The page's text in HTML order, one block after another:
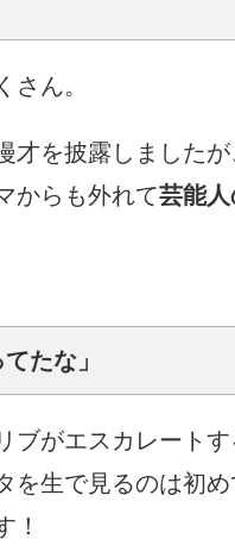
さん。
才を披露しました
からも外れて芸能
たな」
ブがエスカレート
を生で見るのは初
！